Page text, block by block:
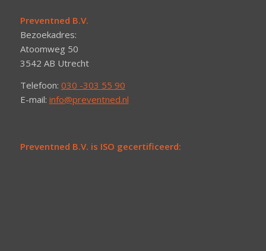
Preventned B.V.
Bezoekadres:
Atoomweg 50
3542 AB Utrecht
Telefoon: 030 -303 55 90
E-mail: info@preventned.nl
Preventned B.V. is ISO gecertificeerd: